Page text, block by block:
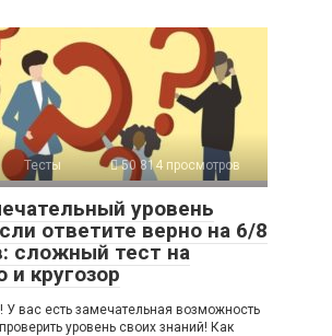
Тесты 50 814 просмотров
уровень
ответите верно на 6/8
сложный тест на
и кругозор
У вас есть замечательная возможность
уровень своих знаний! Как